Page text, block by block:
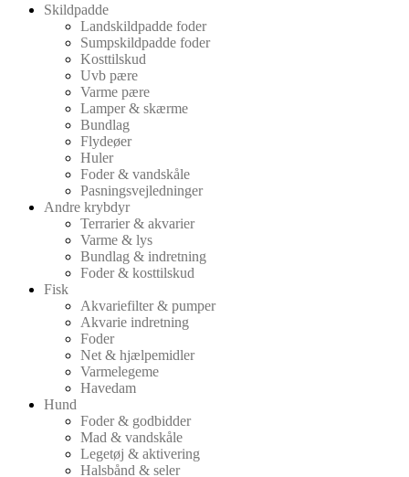
Skildpadde
Landskildpadde foder
Sumpskildpadde foder
Kosttilskud
Uvb pære
Varme pære
Lamper & skærme
Bundlag
Flydeøer
Huler
Foder & vandskåle
Pasningsvejledninger
Andre krybdyr
Terrarier & akvarier
Varme & lys
Bundlag & indretning
Foder & kosttilskud
Fisk
Akvariefilter & pumper
Akvarie indretning
Foder
Net & hjælpemidler
Varmelegeme
Havedam
Hund
Foder & godbidder
Mad & vandskåle
Legetøj & aktivering
Halsbånd & seler